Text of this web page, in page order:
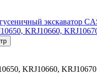
KRJ10660, KRJ10670